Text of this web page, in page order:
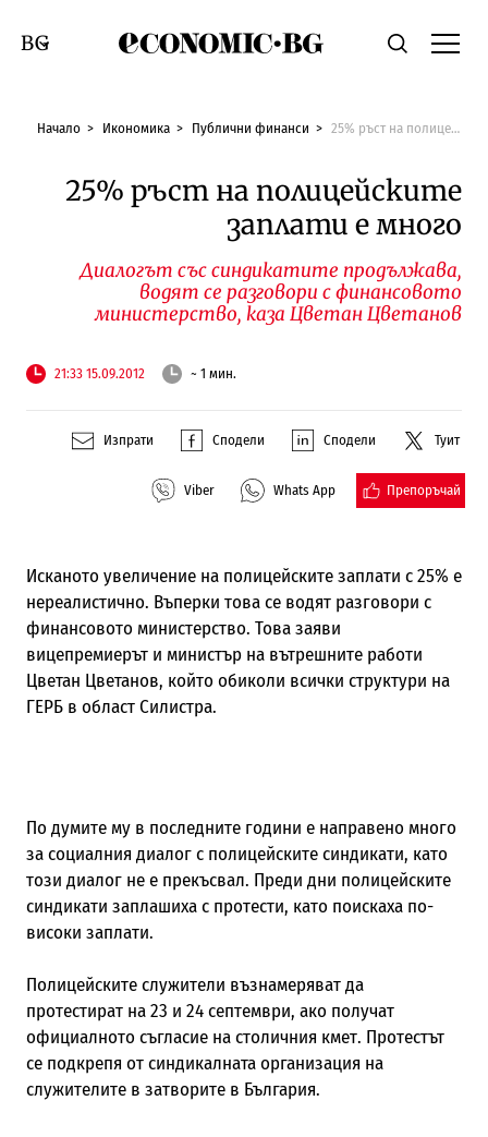
Economic.bgТърсене
Смяна на език
Начало Икономика Публични финанси 25% ръст на полицейските заплати е много
25% ръст на полицейските
заплати е много
Диалогът със синдикатите продължава,
водят се разговори с финансовото
министерство, каза Цветан Цветанов
21:33 15.09.2012 ~ 1 мин.
Изпрати Сподели Сподели Туит
Viber Whats App Препоръчай
Исканото увеличение на полицейските заплати с 25% е
нереалистично. Въперки това се водят разговори с
финансовото министерство. Това заяви
вицепремиерът и министър на вътрешните работи
Цветан Цветанов, който обиколи всички структури на
ГЕРБ в област Силистра.
По думите му в последните години е направено много
за социалния диалог с полицейските синдикати, като
този диалог не е прекъсвал. Преди дни полицейските
синдикати заплашиха с протести, като поискаха по-
високи заплати.
Полицейските служители възнамеряват да
протестират на 23 и 24 септември, ако получат
официалното съгласие на столичния кмет. Протестът
се подкрепя от синдикалната организация на
служителите в затворите в България.